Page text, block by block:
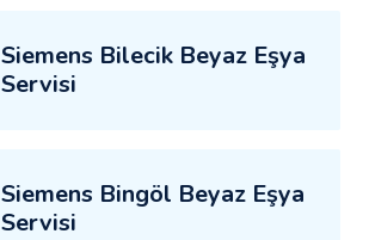
Siemens Bilecik Beyaz Eşya
Servisi
Siemens Bingöl Beyaz Eşya
Servisi